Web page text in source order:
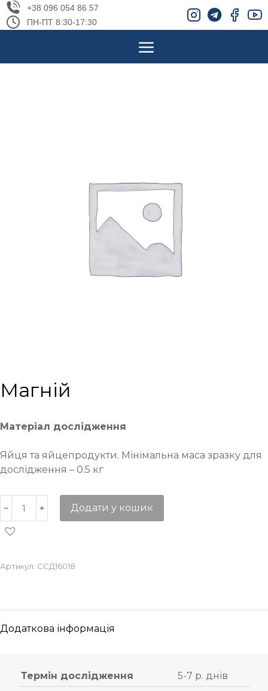
+38 096 054 86 57
ПН-ПТ 8:30-17:30
Магній
Матеріал дослідження
Яйця та яйцепродукти. Мінімальна маса зразку для
дослідження – 0.5 кг
Додати у кошик
Артикул: ССД16018
Додаткова інформація
Термін дослідження
5-7 р. днів